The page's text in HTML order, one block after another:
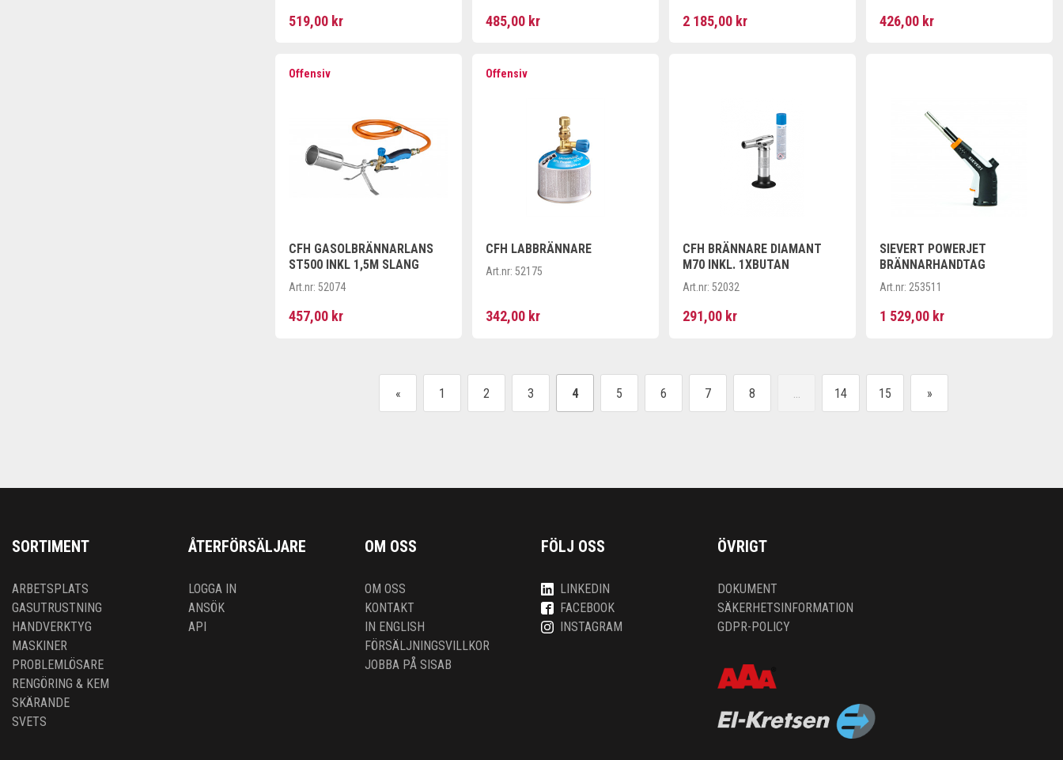
519,00 kr 485,00 kr 2 185,00 kr 426,00 kr
Offensiv
CFH GASOLBRÄNNARLANS
ST500 INKL 1,5M SLANG
Art.nr: 52074
457,00 kr
Offensiv
CFH LABBRÄNNARE
Art.nr: 52175
342,00 kr
CFH BRÄNNARE DIAMANT
M70 INKL. 1XBUTAN
Art.nr: 52032
291,00 kr
SIEVERT POWERJET
BRÄNNARHANDTAG
Art.nr: 253511
1 529,00 kr
« 1 2 3 4 5 6 7 8 14 15 »
SORTIMENT
ARBETSPLATS
GASUTRUSTNING
HANDVERKTYG
MASKINER
PROBLEMLÖSARE
RENGÖRING & KEM
SKÄRANDE
SVETS
ÅTERFÖRSÄLJARE
LOGGA IN
ANSÖK
API
OM OSS
OM OSS
KONTAKT
IN ENGLISH
FÖRSÄLJNINGSVILLKOR
JOBBA PÅ SISAB
FÖLJ OSS
LINKEDIN
FACEBOOK
INSTAGRAM
ÖVRIGT
DOKUMENT
SÄKERHETSINFORMATION
GDPR-POLICY